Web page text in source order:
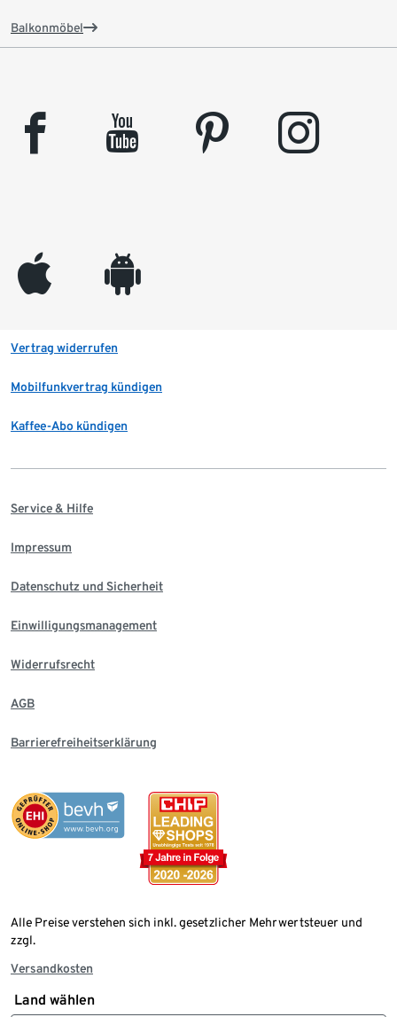
Balkonmöbel
facebook youtube pinterest instagram
appleinc android
Vertrag widerrufen
Mobilfunkvertrag kündigen
Kaffee-Abo kündigen
Service & Hilfe
Impressum
Datenschutz und Sicherheit
Einwilligungsmanagement
Widerrufsrecht
AGB
Barrierefreiheitserklärung
Alle Preise verstehen sich inkl. gesetzlicher Mehrwertsteuer und
zzgl.
Versandkosten
Land wählen